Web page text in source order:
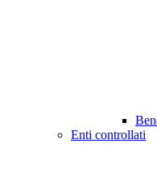
Enti controllati